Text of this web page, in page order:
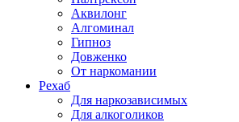
Аквилонг
Алгоминал
Гипноз
Довженко
От наркомании
Рехаб
Для наркозависимых
Для алкоголиков